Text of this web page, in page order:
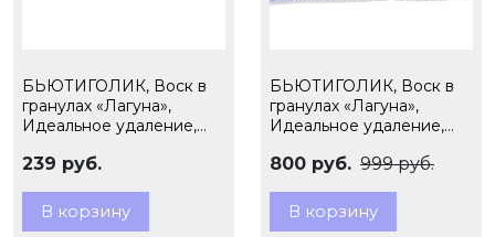
БЬЮТИГОЛИК, Воск в
гранулах «Лагуна»,
Идеальное удаление,
239 руб.
В корзину
БЬЮТИГОЛИК, Воск в
гранулах «Лагуна»,
Идеальное удаление,
800 руб. 999 руб.
В корзину